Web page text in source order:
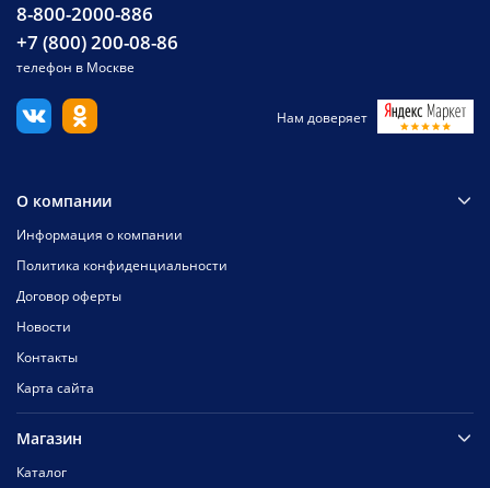
8-800-2000-886
+7 (800) 200-08-86
телефон в Москве
Нам доверяет
О компании
Информация о компании
Политика конфиденциальности
Договор оферты
Новости
Контакты
Карта сайта
Магазин
Каталог